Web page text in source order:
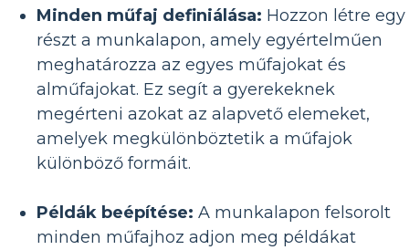
Minden műfaj definiálása: Hozzon létre egy
részt a munkalapon, amely egyértelműen
meghatározza az egyes műfajokat és
alműfajokat. Ez segít a gyerekeknek
megérteni azokat az alapvető elemeket,
amelyek megkülönböztetik a műfajok
különböző formáit.
Példák beépítése: A munkalapon felsorolt ​​
minden műfajhoz adjon meg példákat